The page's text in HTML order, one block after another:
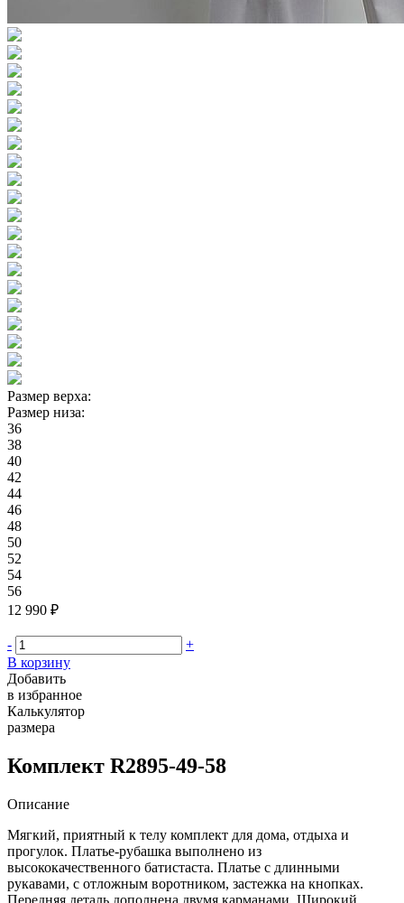
Размер верха:
Размер низа:
36
38
40
42
44
46
48
50
52
54
56
12 990 ₽
-
+
В корзину
Добавить
в избранное
Калькулятор
размера
Комплект R2895-49-58
Описание
Мягкий, приятный к телу комплект для дома, отдыха и
прогулок. Платье-рубашка выполнено из
высококачественного батистаста. Платье с длинными
рукавами, с отложным воротником, застежка на кнопках.
Передняя деталь дополнена двумя карманами. Широкий